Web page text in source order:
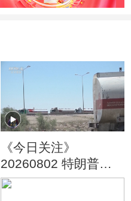
《今日关注》
20260802 特朗普叫
停“最大规模”打击 伊